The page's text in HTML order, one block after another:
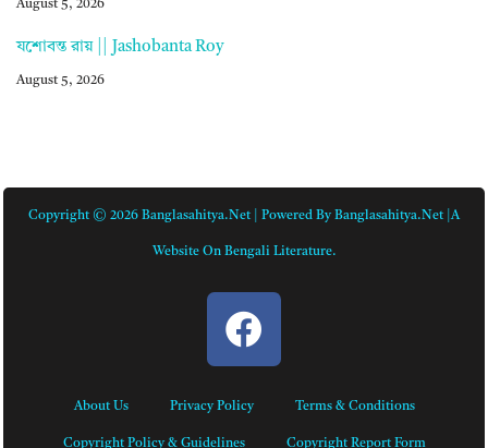
August 5, 2026
যশোবন্ত রায় || Jashobanta Roy
August 5, 2026
Copyright © 2026 Banglasahitya.net | Powered By Banglasahitya.net |A
Website On Bengali Literature.
About Us Privacy Policy Terms & Conditions
Copyright Policy & Guidelines Copyright Report Form